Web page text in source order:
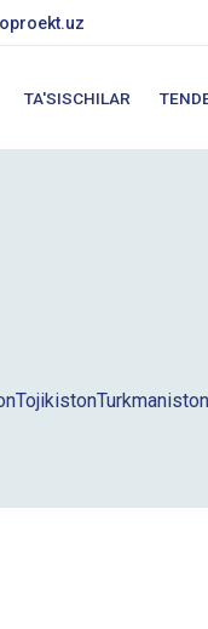
TA'SISCHILAR
TojikistonTurkmaniston